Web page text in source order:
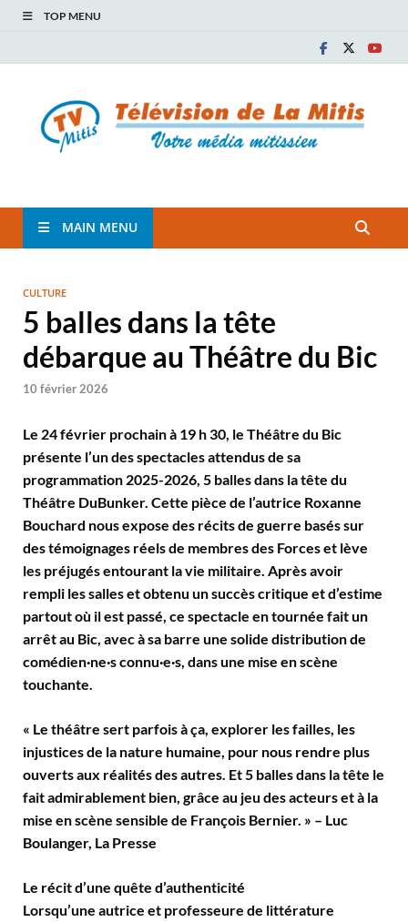
TOP MENU
TVM
MAIN MENU
CULTURE
5 balles dans la tête
débarque au Théâtre du Bic
10 février 2026
Le 24 février prochain à 19 h 30, le Théâtre du Bic
présente l’un des spectacles attendus de sa
programmation 2025-2026, 5 balles dans la tête du
Théâtre DuBunker. Cette pièce de l’autrice Roxanne
Bouchard nous expose des récits de guerre basés sur
des témoignages réels de membres des Forces et lève
les préjugés entourant la vie militaire. Après avoir
rempli les salles et obtenu un succès critique et d’estime
partout où il est passé, ce spectacle en tournée fait un
arrêt au Bic, avec à sa barre une solide distribution de
comédien·ne·s connu·e·s, dans une mise en scène
touchante.
« Le théâtre sert parfois à ça, explorer les failles, les
injustices de la nature humaine, pour nous rendre plus
ouverts aux réalités des autres. Et 5 balles dans la tête le
fait admirablement bien, grâce au jeu des acteurs et à la
mise en scène sensible de François Bernier. » – Luc
Boulanger, La Presse
Le récit d’une quête d’authenticité
Lorsqu’une autrice et professeure de littérature